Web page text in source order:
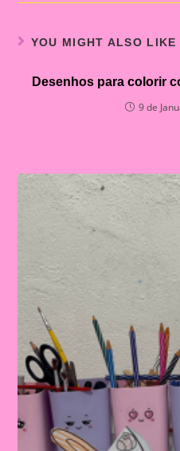
YOU MIGHT ALSO LIKE
Desenhos para colorir
9 de